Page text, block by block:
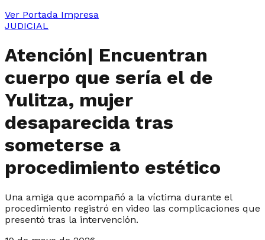
Ver Portada Impresa
JUDICIAL
Atención| Encuentran
cuerpo que sería el de
Yulitza, mujer
desaparecida tras
someterse a
procedimiento estético
Una amiga que acompañó a la víctima durante el
procedimiento registró en video las complicaciones que
presentó tras la intervención.